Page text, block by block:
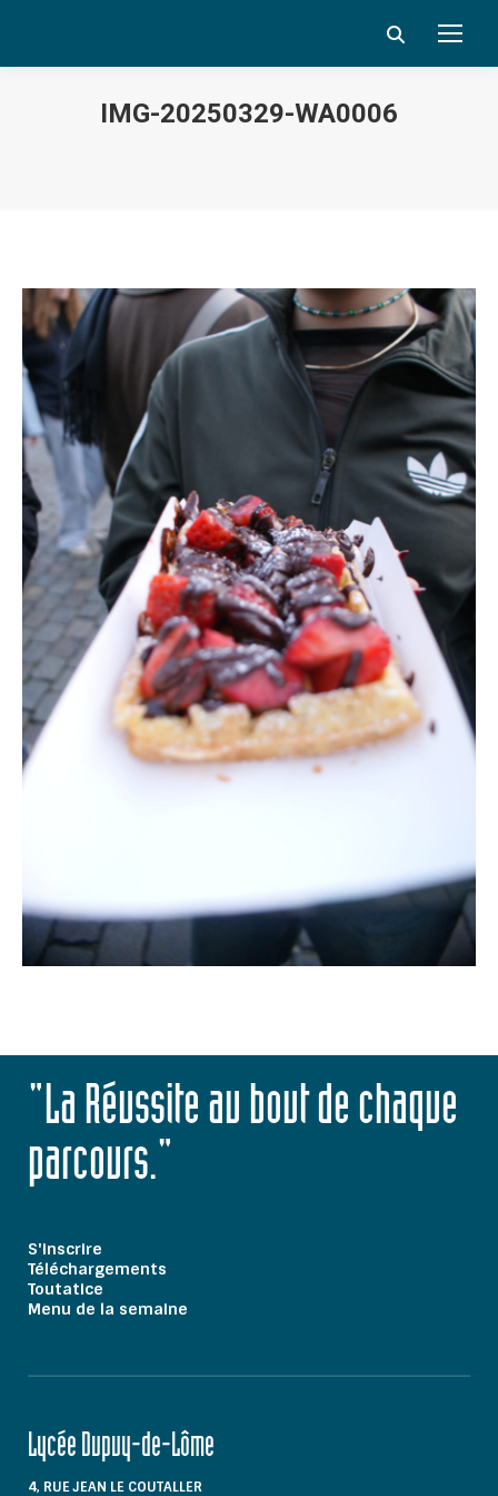
Search:
IMG-20250329-WA0006
"La Réussite au bout de chaque
parcours."
S'inscrire
Téléchargements
Toutatice
Menu de la semaine
Lycée Dupuy-de-Lôme
4, RUE JEAN LE COUTALLER